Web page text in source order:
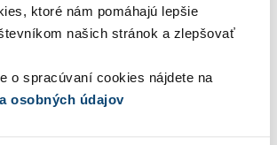
ktoré nám pomáhajú lepšie
našich stránok a zlepšovať
o spracúvaní cookies nájdete na
osobných údajov
NA 30 DNÍ ZADARMO